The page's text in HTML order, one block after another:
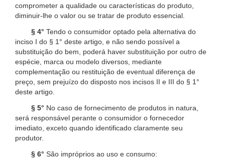
comprometer a qualidade ou características do produto,
diminuir-lhe o valor ou se tratar de produto essencial.
§ 4° Tendo o consumidor optado pela alternativa do
inciso I do § 1° deste artigo, e não sendo possível a
substituição do bem, poderá haver substituição por outro de
espécie, marca ou modelo diversos, mediante
complementação ou restituição de eventual diferença de
preço, sem prejuízo do disposto nos incisos II e III do § 1°
deste artigo.
§ 5° No caso de fornecimento de produtos in natura,
será responsável perante o consumidor o fornecedor
imediato, exceto quando identificado claramente seu
produtor.
§ 6° São impróprios ao uso e consumo: